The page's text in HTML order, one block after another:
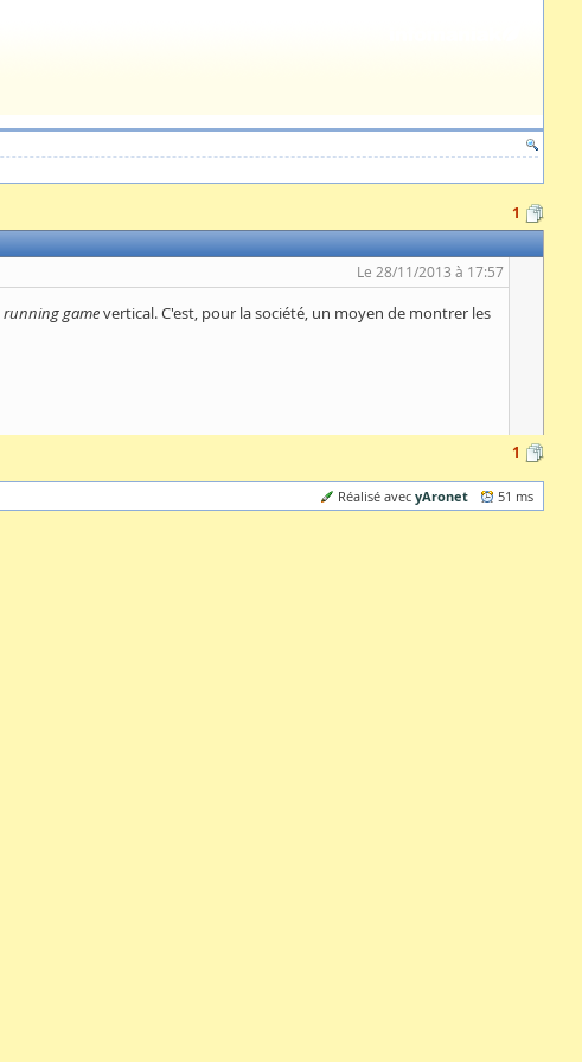
1
Le 28/11/2013 à 17:57
running gamevertical. C'est, pour la société, un moyen de montrer les
1
Réalisé avec yAronet 51 ms